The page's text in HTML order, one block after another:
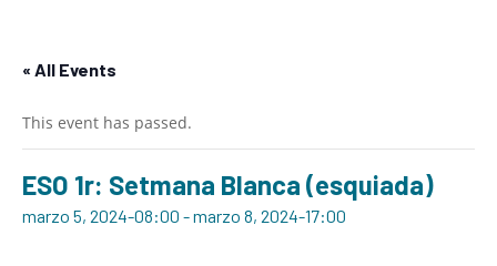
« All Events
This event has passed.
ESO 1r: Setmana Blanca (esquiada)
marzo 5, 2024-08:00 -marzo 8, 2024-17:00